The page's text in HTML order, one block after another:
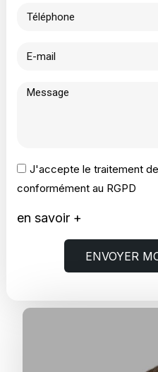
J'accepte le traitement
conformément au RGPD
en savoir +
ENVOYER